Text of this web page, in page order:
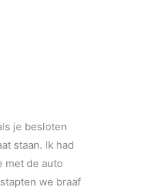
je besloten
staan. Ik had
met de auto
we braaf